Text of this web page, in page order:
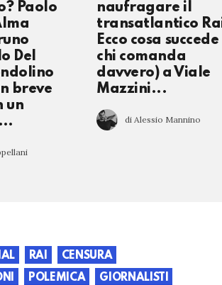
Paolo
Del
breve
un
naufragare il
transatlantico
Ecco cosa succede
chi comanda
davvero) a Viale
Mazzini...
di Alessio Mannino
RAI
CENSURA
POLEMICA GIORNALISTI